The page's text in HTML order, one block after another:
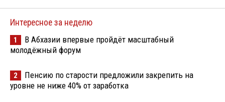
Интересное за неделю
1
В Абхазии впервые пройдёт масштабный
молодёжный форум
2
Пенсию по старости предложили закрепить на
уровне не ниже 40% от заработка